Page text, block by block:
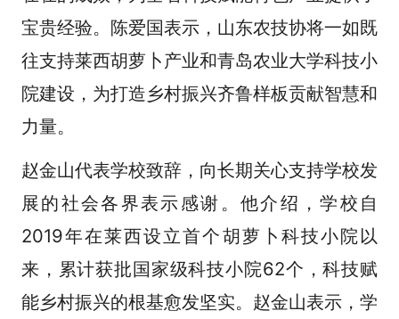
宝贵经验。陈爱国表示，山东农技协将一如既
往支持莱西胡萝卜产业和青岛农业大学科技小
院建设，为打造乡村振兴齐鲁样板贡献智慧和
力量。
赵金山代表学校致辞，向长期关心支持学校发
展的社会各界表示感谢。他介绍，学校自
2019年在莱西设立首个胡萝卜科技小院以
来，累计获批国家级科技小院62个，科技赋
能乡村振兴的根基愈发坚实。赵金山表示，学